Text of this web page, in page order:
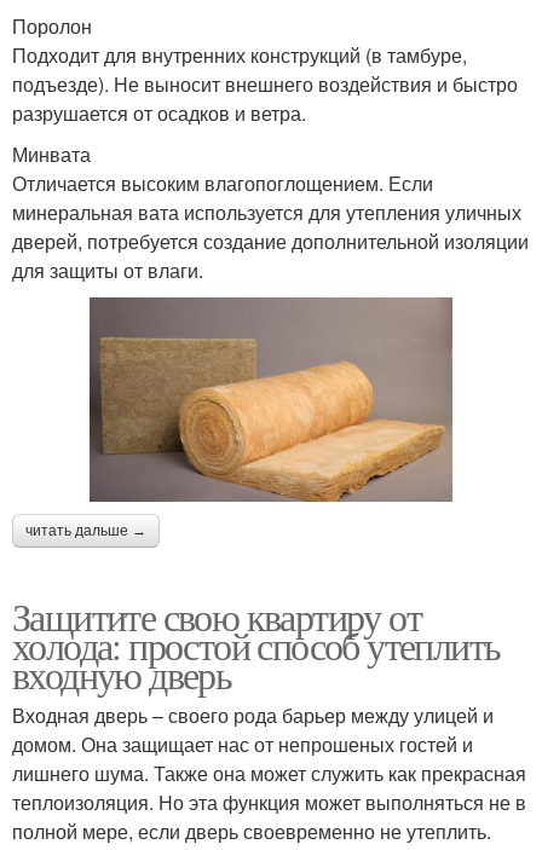
Поролон
Подходит для внутренних конструкций (в тамбуре,
подъезде). Не выносит внешнего воздействия и быстро
разрушается от осадков и ветра.
Минвата
Отличается высоким влагопоглощением. Если
минеральная вата используется для утепления уличных
дверей, потребуется создание дополнительной изоляции
для защиты от влаги.
читать дальше →
Защитите свою квартиру от
холода: простой способ утеплить
входную дверь
Входная дверь – своего рода барьер между улицей и
домом. Она защищает нас от непрошеных гостей и
лишнего шума. Также она может служить как прекрасная
теплоизоляция. Но эта функция может выполняться не в
полной мере, если дверь своевременно не утеплить.